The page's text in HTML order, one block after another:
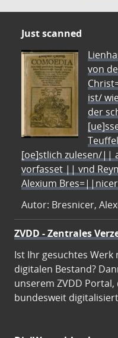
Just scanned
von
ist/
der
[oe]stlich zulesen/||
vorfasset || vnd
Alexium
Autor: Bresnicer,
ZVDD - Zentrales
Ist Ihr gesuchtes
digitalen Bestand?
unserem ZVDD
bundesweit